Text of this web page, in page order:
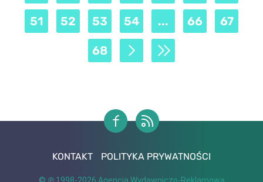
51 52 53 54 ... 66 67
68
KONTAKT POLITYKA PRYWATNOŚCI